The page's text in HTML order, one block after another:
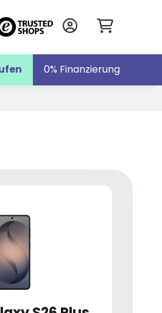
0% Finanzierung
Galaxy Z Fold7